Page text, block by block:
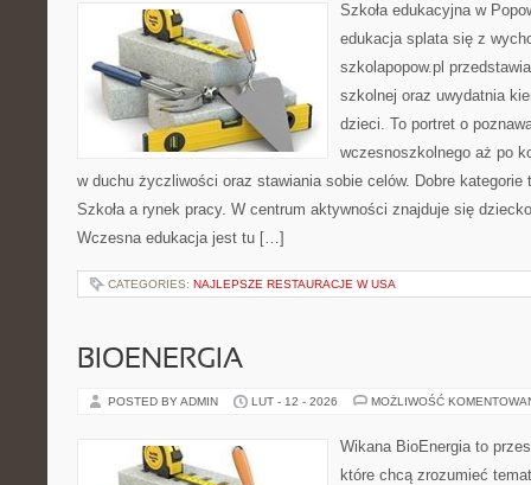
Szkoła edukacyjna w
edukacja splata się z
szkolapopow.pl
szkolnej oraz uwydatnia
dzieci. To portret o
wczesnoszkolnego aż po
w duchu życzliwości oraz stawiania sobie celów. Dobre kategorie
Szkoła a rynek pracy. W centrum aktywności znajduje się
Wczesna edukacja jest tu […]
CATEGORIES: NAJLEPSZE RESTAURACJE W USA
BIOENERGIA
POSTED BY ADMIN LUT - 12 - 2026 MOŻLIWOŚĆ
Wikana BioEnergia to
które chcą zrozumieć